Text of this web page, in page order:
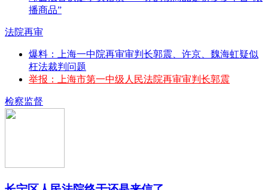
播商品”
法院再审
爆料：上海一中院再审审判长郭震、许京、魏海虹疑似
枉法裁判问题
举报：上海市第一中级人民法院再审审判长郭震
检察监督